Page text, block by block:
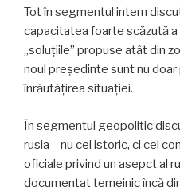
Tot în segmentul intern
capacitatea foarte scăzută
„soluțiile” propuse atât din
noul președinte sunt nu
înrăutățirea situației.
În segmentul geopolitic
rusia – nu cel istoric, ci cel
oficiale privind un asepct al
documentat temeinic încă